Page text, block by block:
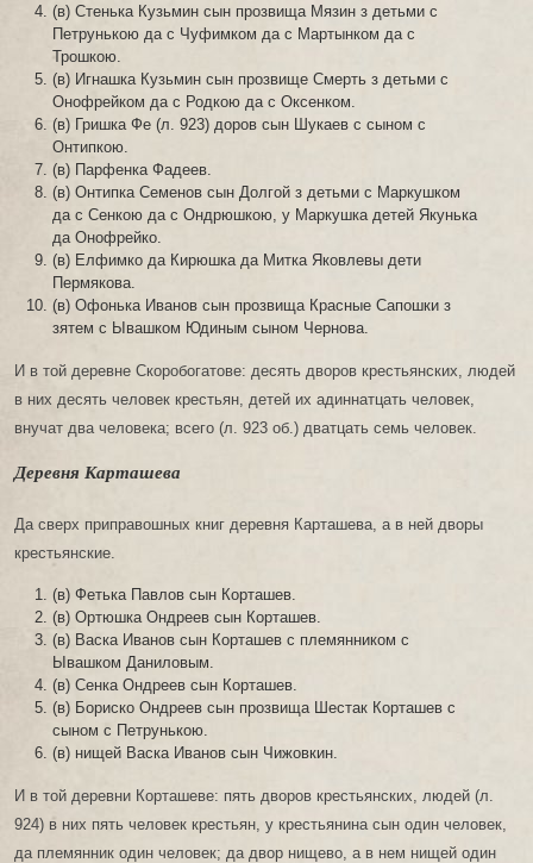
(в) Стенька Кузьмин сын прозвища Мязин з детьми с
Петрунькою да с Чуфимком да с Мартынком да с
Трошкою.
(в) Игнашка Кузьмин сын прозвище Смерть з детьми с
Онофрейком да с Родкою да с Оксенком.
(в) Гришка Фе (л. 923) доров сын Шукаев с сыном с
Онтипкою.
(в) Парфенка Фадеев.
(в) Онтипка Семенов сын Долгой з детьми с Маркушком
да с Сенкою да с Ондрюшкою, у Маркушка детей Якунька
да Онофрейко.
(в) Елфимко да Кирюшка да Митка Яковлевы дети
Пермякова.
(в) Офонька Иванов сын прозвища Красные Сапошки з
зятем с Ывашком Юдиным сыном Чернова.
И в той деревне Скоробогатове: десять дворов крестьянских, людей
в них десять человек крестьян, детей их адиннатцать человек,
внучат два человека; всего (л. 923 об.) дватцать семь человек.
Деревня Карташева
Да сверх приправошных книг деревня Карташева, а в ней дворы
крестьянские.
(в) Фетька Павлов сын Корташев.
(в) Ортюшка Ондреев сын Корташев.
(в) Васка Иванов сын Корташев с племянником с
Ывашком Даниловым.
(в) Сенка Ондреев сын Корташев.
(в) Бориско Ондреев сын прозвища Шестак Корташев с
сыном с Петрунькою.
(в) нищей Васка Иванов сын Чижовкин.
И в той деревни Корташеве: пять дворов крестьянских, людей (л.
924) в них пять человек крестьян, у крестьянина сын один человек,
да племянник один человек; да двор нищево, а в нем нищей один